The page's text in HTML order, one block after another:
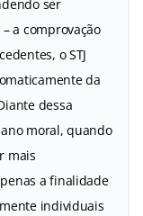
ser
a comprovação
o STJ
da
dessa
moral, quando
mais
a finalidade
individuais